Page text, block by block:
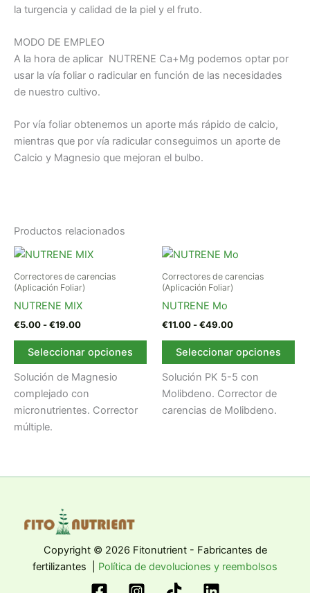
la turgencia y calidad de la piel y el fruto.
MODO DE EMPLEO
A la hora de aplicar NUTRENE Ca+Mg podemos optar por
usar la vía foliar o radicular en función de las necesidades
de nuestro cultivo.
Por vía foliar obtenemos un aporte más rápido de calcio,
mientras que por vía radicular conseguimos un aporte de
Calcio y Magnesio que mejoran el bulbo.
Productos relacionados
Correctores de carencias
(Aplicación Foliar)
NUTRENE MIX
€5.00-€19.00
Rango
precios:
desde
hasta
€19.00
Seleccionar opciones
Este
producto
tiene
múltiples
variantes.
opciones
pueden
Solución de Magnesio
complejado con
micronutrientes. Corrector
múltiple.
Correctores de carencias
(Aplicación Foliar)
NUTRENE Mo
€11.00-€49.00
Rango
precios:
€49.00
Seleccionar opciones
Solución PK 5-5 con
Molibdeno. Corrector de
carencias de Molibdeno.
Copyright © 2026 Fitonutrient - Fabricantes de
fertilizantes | Política de devoluciones y reembolsos